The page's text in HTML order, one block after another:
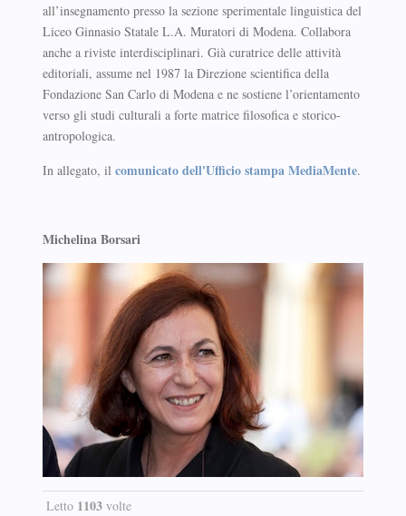
all’insegnamento presso la sezione sperimentale linguistica del
Liceo Ginnasio Statale L.A. Muratori di Modena. Collabora
anche a riviste interdisciplinari. Già curatrice delle attività
editoriali, assume nel 1987 la Direzione scientifica della
Fondazione San Carlo di Modena e ne sostiene l’orientamento
verso gli studi culturali a forte matrice filosofica e storico-
antropologica.
In allegato, il comunicato dell'Ufficio stampa MediaMente.
Michelina Borsari
Letto 1103volte